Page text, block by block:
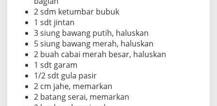
2 sdm ketumbar bubuk
1 sdt jintan
3 siung bawang putih, haluskan
5 siung bawang merah, haluskan
2 buah cabai merah besar, haluskan
1 sdt garam
1/2 sdt gula pasir
2 cm jahe, memarkan
2 batang serai, memarkan